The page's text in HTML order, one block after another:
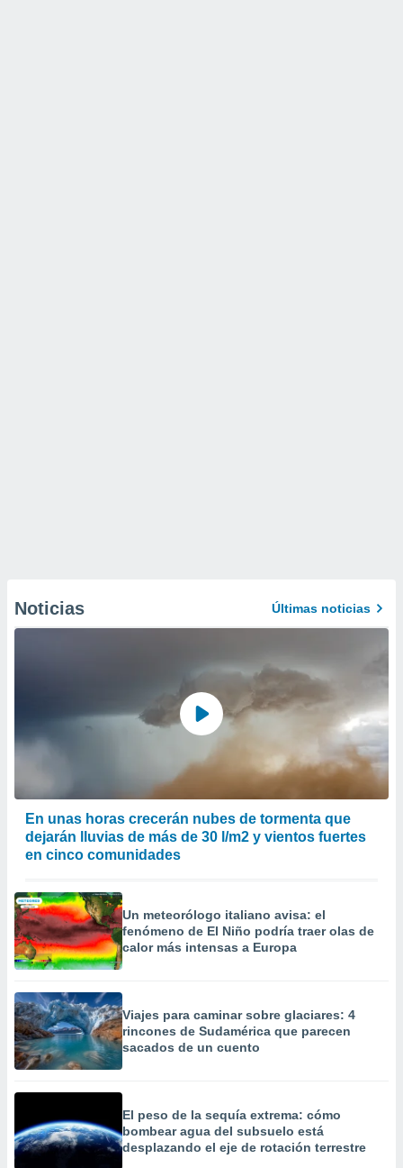
Noticias Últimas noticias
En unas horas crecerán nubes de tormenta que
dejarán lluvias de más de 30 l/m2 y vientos fuertes
en cinco comunidades
Un meteorólogo italiano avisa: el
fenómeno de El Niño podría traer olas de
calor más intensas a Europa
Viajes para caminar sobre glaciares: 4
rincones de Sudamérica que parecen
sacados de un cuento
El peso de la sequía extrema: cómo
bombear agua del subsuelo está
desplazando el eje de rotación terrestre